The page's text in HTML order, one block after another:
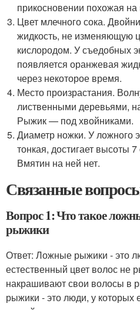
прикосновении похожая на
Цвет млечного сока.
жидкость, не изменяющую
кислородом. У съедобных
появляется оранжевая
через некоторое время.
Место произрастания.
лиственными деревьями,
Рыжик — под хвойниками.
Диаметр ножки. У ложного
тонкая, достигает высоты
Вмятин на ней нет.
Связанные
Вопрос 1: Что такое
рыжики
Ответ: Ложные рыжики - это
естественный цвет волос не
накрашивают свои волосы в
рыжики - это люди, у которых